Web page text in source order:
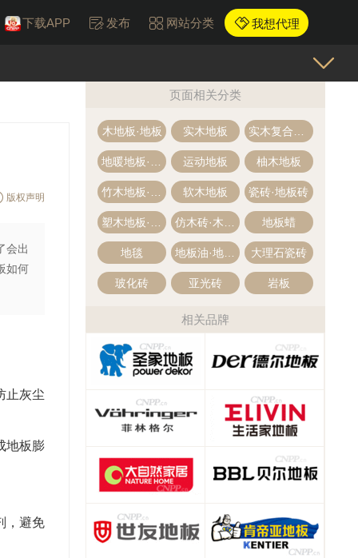
下载APP 发布 网站分类 我想代理
版权声明
会出
如何
止灰尘
地板膨
，避免
页面相关分类
木地板·地板 实木地板
运动地板 柚木地板
软木地板 瓷砖·地板砖
地板蜡
地毯 地板油·地板精油 大理石瓷砖
玻化砖 亚光砖 岩板
相关品牌